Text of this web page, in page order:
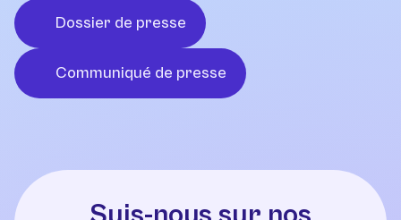
Dossier de presse
Communiqué de presse